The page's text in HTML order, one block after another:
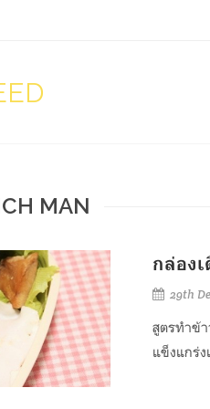
MAN
กล่อง
29th
สูตรทำข้
แข็งแกร่ง